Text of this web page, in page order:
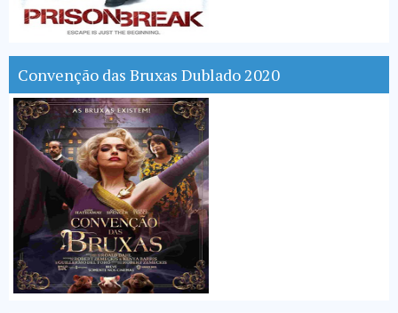
Convenção das Bruxas Dublado 2020